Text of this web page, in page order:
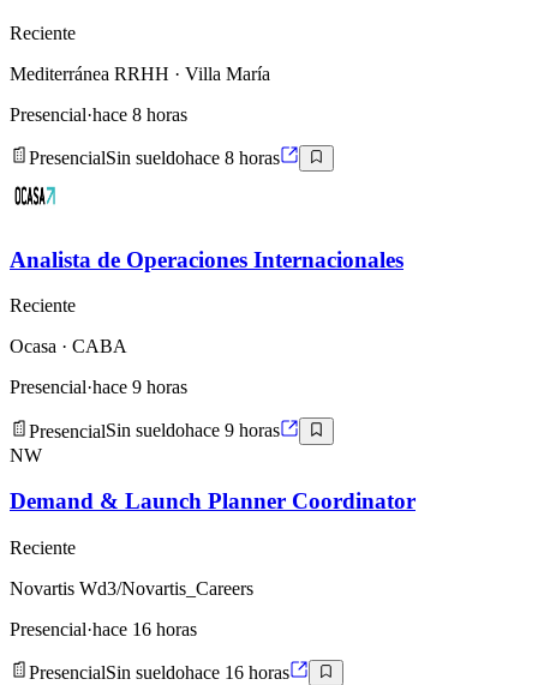
Reciente
Mediterránea RRHH · Villa María
Presencial·hace 8 horas
PresencialSin sueldohace 8 horas
Analista de Operaciones Internacionales
Reciente
Ocasa · CABA
Presencial·hace 9 horas
PresencialSin sueldohace 9 horas
NW
Demand & Launch Planner Coordinator
Reciente
Novartis Wd3/Novartis_Careers
Presencial·hace 16 horas
PresencialSin sueldohace 16 horas